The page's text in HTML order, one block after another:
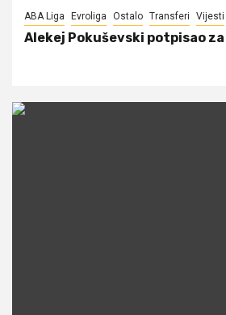
ABA Liga Evroliga Ostalo Transferi Vijesti
Alekej Pokuševski potpisao